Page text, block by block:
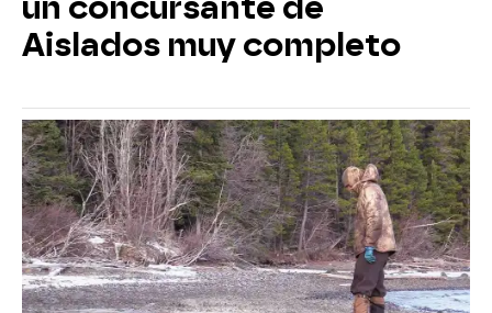
un concursante de
Aislados muy completo